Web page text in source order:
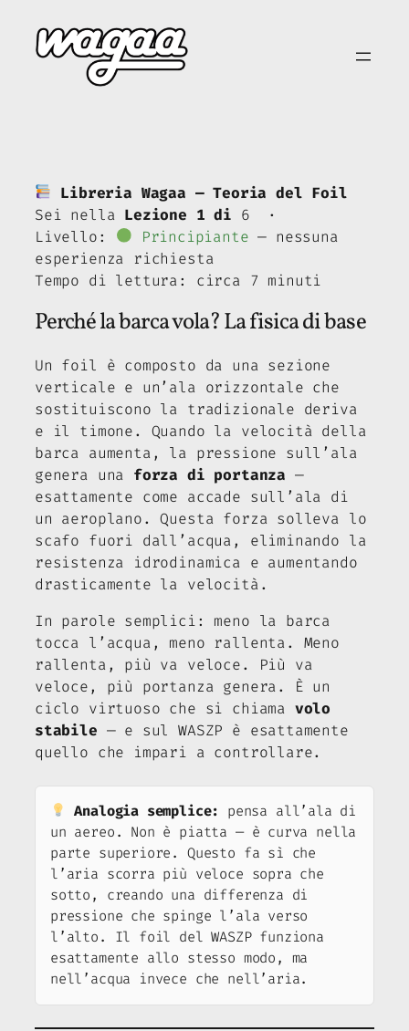
contenuto
Libreria Wagaa — Teoria del Foil
Sei nella Lezione 1 di 6 ·
Livello:
Principiante — nessuna
esperienza richiesta
Tempo di lettura: circa 7 minuti
Perché la barca vola? La fisica di base
Un foil è composto da una sezione
verticale e un’ala orizzontale che
sostituiscono la tradizionale deriva
e il timone. Quando la velocità della
barca aumenta, la pressione sull’ala
genera una forza di portanza —
esattamente come accade sull’ala di
un aeroplano. Questa forza solleva lo
scafo fuori dall’acqua, eliminando la
resistenza idrodinamica e aumentando
drasticamente la velocità.
In parole semplici: meno la barca
tocca l’acqua, meno rallenta. Meno
rallenta, più va veloce. Più va
veloce, più portanza genera. È un
ciclo virtuoso che si chiama volo
stabile — e sul WASZP è esattamente
quello che impari a controllare.
Analogia semplice: pensa all’ala di
un aereo. Non è piatta — è curva nella
parte superiore. Questo fa sì che
l’aria scorra più veloce sopra che
sotto, creando una differenza di
pressione che spinge l’ala verso
l’alto. Il foil del WASZP funziona
esattamente allo stesso modo, ma
nell’acqua invece che nell’aria.